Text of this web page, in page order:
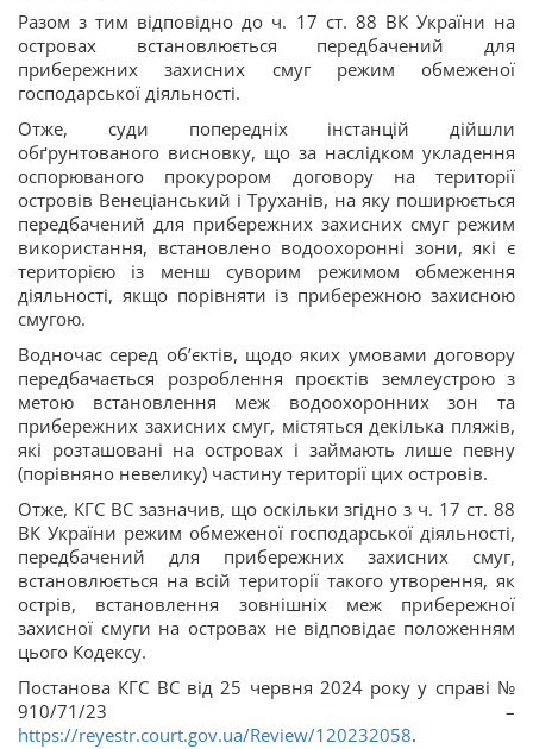
Разом з тим відповідно до ч. 17 ст. 88 ВК України на
островах встановлюється передбачений для
прибережних захисних смуг режим обмеженої
господарської діяльності.
Отже, суди попередніх інстанцій дійшли
обґрунтованого висновку, що за наслідком укладення
оспорюваного прокурором договору на території
островів Венеціанський і Труханів, на яку поширюється
передбачений для прибережних захисних смуг режим
використання, встановлено водоохоронні зони, які є
територією із менш суворим режимом обмеження
діяльності, якщо порівняти із прибережною захисною
смугою.
Водночас серед об’єктів, щодо яких умовами договору
передбачається розроблення проєктів землеустрою з
метою встановлення меж водоохоронних зон та
прибережних захисних смуг, містяться декілька пляжів,
які розташовані на островах і займають лише певну
(порівняно невелику) частину території цих островів.
Отже, КГС ВС зазначив, що оскільки згідно з ч. 17 ст. 88
ВК України режим обмеженої господарської діяльності,
передбачений для прибережних захисних смуг,
встановлюється на всій території такого утворення, як
острів, встановлення зовнішніх меж прибережної
захисної смуги на островах не відповідає положенням
цього Кодексу.
Постанова КГС ВС від 25 червня 2024 року у справі №
910/71/23 –
https://reyestr.court.gov.ua/Review/120232058.